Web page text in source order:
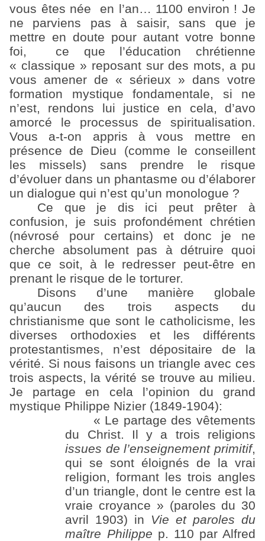
vous êtes née en l’an… 1100 environ ! Je
ne parviens pas à saisir, sans que je
mettre en doute pour autant votre bonne
foi, ce que l’éducation chrétienne
« classique » reposant sur des mots, a pu
vous amener de « sérieux » dans votre
formation mystique fondamentale, si ne
n’est, rendons lui justice en cela, d’avo
amorcé le processus de spiritualisation.
Vous a-t-on appris à vous mettre en
présence de Dieu (comme le conseillent
les missels) sans prendre le risque
d’évoluer dans un phantasme ou d’élaborer
un dialogue qui n’est qu’un monologue ?
Ce que je dis ici peut prêter à
confusion, je suis profondément chrétien
(névrosé pour certains) et donc je ne
cherche absolument pas à détruire quoi
que ce soit, à le redresser peut-être en
prenant le risque de le torturer.
Disons d’une manière globale
qu’aucun des trois aspects du
christianisme que sont le catholicisme, les
diverses orthodoxies et les différents
protestantismes, n’est dépositaire de la
vérité. Si nous faisons un triangle avec ces
trois aspects, la vérité se trouve au milieu.
Je partage en cela l’opinion du grand
mystique Philippe Nizier (1849-1904):
« Le partage des vêtements
du Christ. Il y a trois religions
issues de l’enseignement primitif,
qui se sont éloignés de la vrai
religion, formant les trois angles
d’un triangle, dont le centre est la
vraie croyance » (paroles du 30
avril 1903) in Vie et paroles du
maître Philippe p. 110 par Alfred